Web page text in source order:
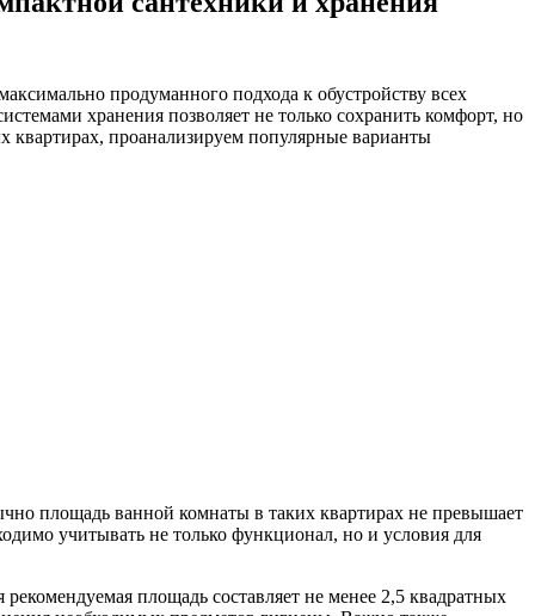
продуманного подхода к обустройству всех
хранения позволяет не только сохранить комфорт, но
квартирах, проанализируем популярные варианты
площадь ванной комнаты в таких квартирах не превышает
учитывать не только функционал, но и условия для
площадь составляет не менее 2,5 квадратных